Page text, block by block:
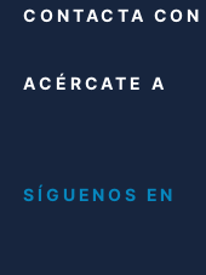
CONTACTA CON
ACÉRCATE A
SÍGUENOS EN